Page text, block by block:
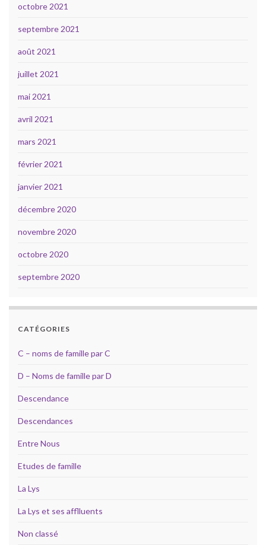
octobre 2021
septembre 2021
août 2021
juillet 2021
mai 2021
avril 2021
mars 2021
février 2021
janvier 2021
décembre 2020
novembre 2020
octobre 2020
septembre 2020
CATÉGORIES
C – noms de famille par C
D – Noms de famille par D
Descendance
Descendances
Entre Nous
Etudes de famille
La Lys
La Lys et ses afflluents
Non classé